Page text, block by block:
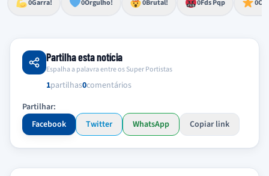
0Garra! 0Orgulho! 0Brutal! 0Fds Pqp 0
Partilha esta notícia
Espalha a palavra entre os Super Portistas
1partilhas0comentários
Partilhar:
Facebook
Twitter WhatsApp Copiar link